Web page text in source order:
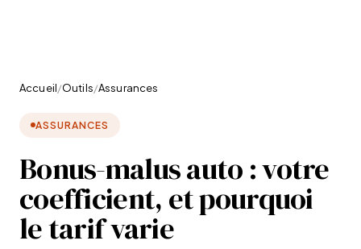
Accueil/Outils/Assurances
ASSURANCES
Bonus-malus auto : votre
coefficient, et pourquoi
le tarif varie